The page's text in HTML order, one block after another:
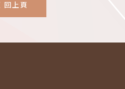
回上頁